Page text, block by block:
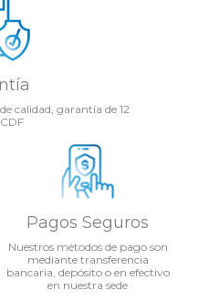
calidad, garantía de 12
Pagos Seguros
Nuestros métodos de pago son
mediante transferencia
bancaria, depósito o en efectivo
en nuestra sede